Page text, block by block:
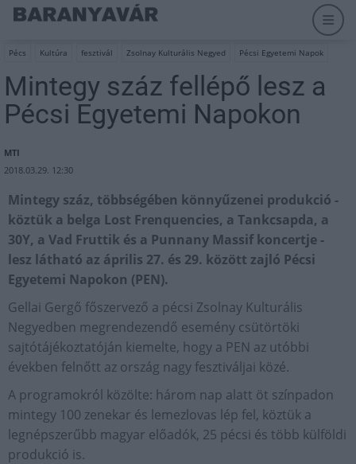
Pécs Kultúra fesztivál Zsolnay Kulturális Negyed Pécsi Egyetemi Napok
Mintegy száz fellépő lesz a
Pécsi Egyetemi Napokon
MTI
2018.03.29. 12:30
Mintegy száz, többségében könnyűzenei produkció -
köztük a belga Lost Frenquencies, a Tankcsapda, a
30Y, a Vad Fruttik és a Punnany Massif koncertje -
lesz látható az április 27. és 29. között zajló Pécsi
Egyetemi Napokon (PEN).
Gellai Gergő főszervező a pécsi Zsolnay Kulturális
Negyedben megrendezendő esemény csütörtöki
sajtótájékoztatóján kiemelte, hogy a PEN az utóbbi
években felnőtt az ország nagy fesztiváljai közé.
A programokról közölte: három nap alatt öt színpadon
mintegy 100 zenekar és lemezlovas lép fel, köztük a
legnépszerűbb magyar előadók, 25 pécsi és több külföldi
produkció is.